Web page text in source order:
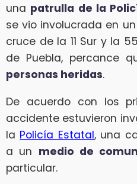
una patrulla de la
se vio involucrada en un
cruce de la 11 Sur y la
de Puebla, percance
personas heridas.
De acuerdo con los
accidente estuvieron
la Policía Estatal, una
a un medio de
particular.